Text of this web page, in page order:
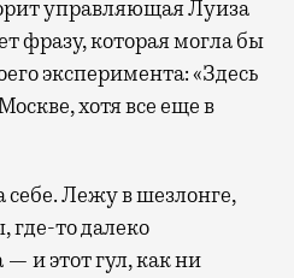
управляющая Луиза
фразу, которая могла бы
эксперимента: «Здесь
хотя все еще в
себе. Лежу в шезлонге,
то далеко
— и этот гул, как ни